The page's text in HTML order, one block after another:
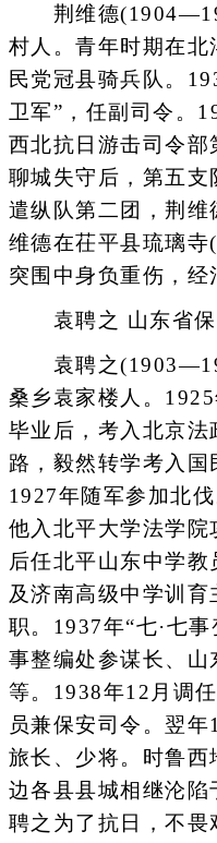
荆维德
村人。青年时期在北
民党冠县骑兵队。
卫军”，任副司令。
西北抗日游击司令部
聊城失守后，第五
遣纵队第二团，荆维
维德在茌平县琉璃寺
突围中身负重伤，经
袁聘之 山东省保
袁聘之
桑乡袁家楼人。
毕业后，考入北京法
路，毅然转学考入国
1927年随军参加北
他入北平大学法学
后任北平山东中学
及济南高级中学训
职。1937年“七·七
事整编处参谋长、山
等。1938年12月调
员兼保安司令。翌
旅长、少将。时鲁西
边各县县城相继沦
聘之为了抗日，不